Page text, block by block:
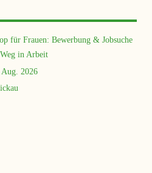
für Frauen: Bewerbung & Jobsuche
in Arbeit
Aug. 2026